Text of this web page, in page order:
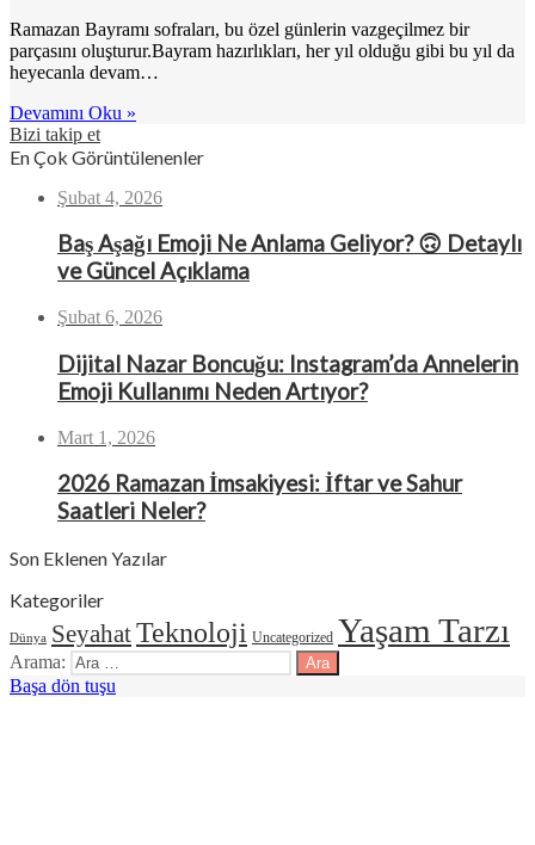
Ramazan Bayramı sofraları, bu özel günlerin vazgeçilmez bir
parçasını oluşturur.Bayram hazırlıkları, her yıl olduğu gibi bu yıl da
heyecanla devam…
Devamını Oku »
Bizi takip et
En Çok Görüntülenenler
Şubat 4, 2026
Baş Aşağı Emoji Ne Anlama Geliyor? 🙃 Detaylı
ve Güncel Açıklama
Şubat 6, 2026
Dijital Nazar Boncuğu: Instagram’da Annelerin
Emoji Kullanımı Neden Artıyor?
Mart 1, 2026
2026 Ramazan İmsakiyesi: İftar ve Sahur
Saatleri Neler?
Son Eklenen Yazılar
Kategoriler
Dünya SeyahatTeknoloji Uncategorized Yaşam Tarzı
Arama:
Başa dön tuşu